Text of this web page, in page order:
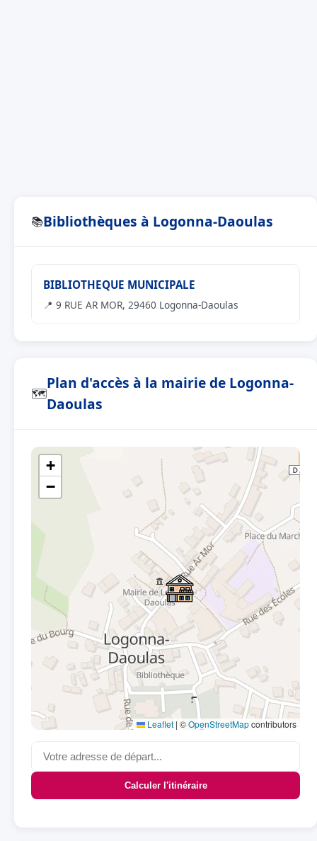
📚Bibliothèques à Logonna-Daoulas
BIBLIOTHEQUE MUNICIPALE
📍 9 RUE AR MOR, 29460 Logonna-Daoulas
🗺
Plan d'accès à la mairie de Logonna-
Daoulas
+
−
Leaflet | ©OpenStreetMapcontributors
Calculer l'itinéraire